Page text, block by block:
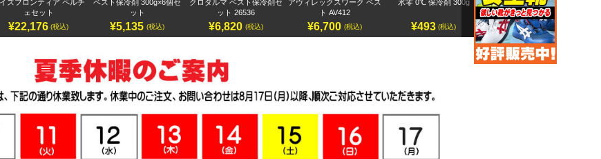
ズフロンティア ペルチ
ェセット
¥22,176 (税込)
ベスト保冷剤 300g×6個セ
ット
¥5,135 (税込)
クロダルマ ベスト保冷剤セ
ット 26536
¥6,820 (税込)
アヴィレックスワーク ベス
ト AV412
¥6,700 (税込)
氷零 0℃ 保冷剤 300g
¥493 (税込)
アヴィレックスワーク 半袖
ブルゾン AV413
¥7,500 (税込)